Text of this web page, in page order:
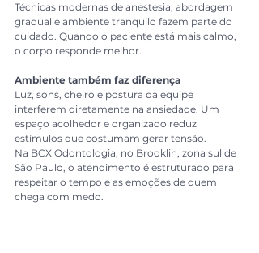
Técnicas modernas de anestesia, abordagem
gradual e ambiente tranquilo fazem parte do
cuidado. Quando o paciente está mais calmo,
o corpo responde melhor.
Ambiente também faz diferença
Luz, sons, cheiro e postura da equipe
interferem diretamente na ansiedade. Um
espaço acolhedor e organizado reduz
estímulos que costumam gerar tensão.
Na BCX Odontologia, no Brooklin, zona sul de
São Paulo, o atendimento é estruturado para
respeitar o tempo e as emoções de quem
chega com medo.